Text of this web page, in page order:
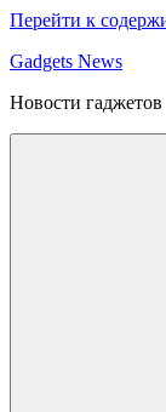
Перейти к
Gadgets News
Новости гаджетов